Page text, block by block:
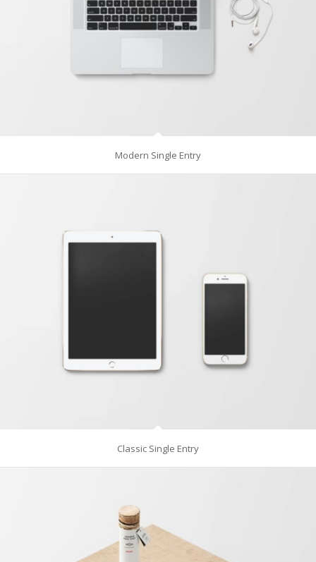
Modern Single Entry
Classic Single Entry